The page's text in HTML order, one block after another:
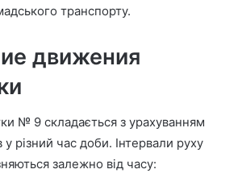
транспорту.
движения
№ 9 складається з урахуванням
різний час доби. Інтервали руху
залежно від часу: